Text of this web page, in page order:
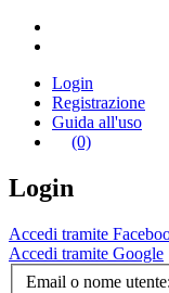
Login
Registrazione
Guida all'uso
(0)
Login
Accedi tramite
Accedi tramite Google
Email o nome utente: